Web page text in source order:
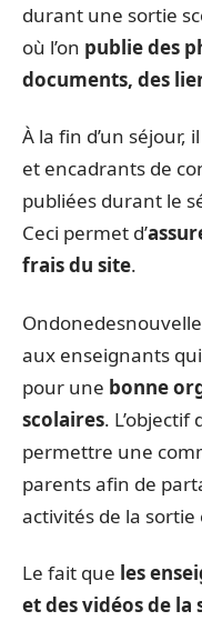
durant une sortie
où l’on publie des
documents, des
À la fin d’un séjour,
et encadrants de
publiées durant le
Ceci permet d’
frais du site.
aux enseignants
pour une bonne
scolaires.
permettre une
parents afin de
activités de la
Le fait que les
et des vidéos de la